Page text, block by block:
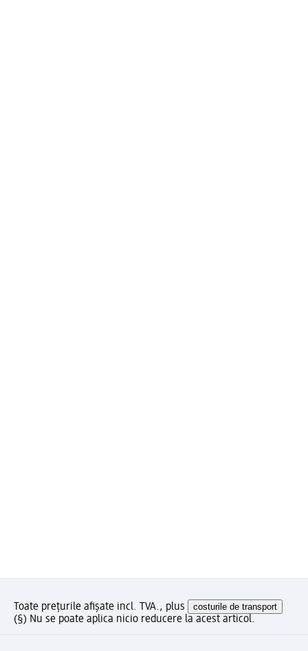
Toate prețurile afișate incl. TVA., plus costurile de transport
(§) Nu se poate aplica nicio reducere la acest articol.